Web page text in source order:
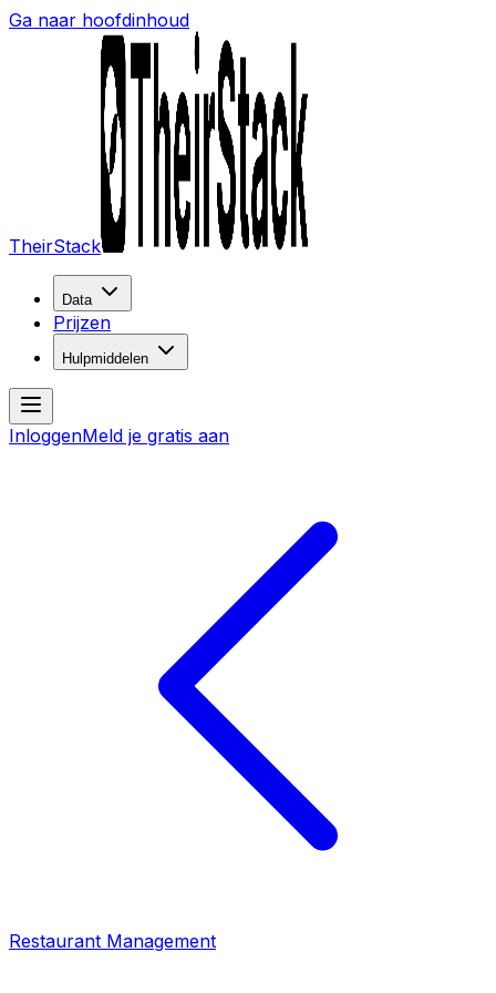
Ga naar hoofdinhoud
TheirStack
Data
Prijzen
Hulpmiddelen
InloggenMeld je gratis aan
Restaurant Management